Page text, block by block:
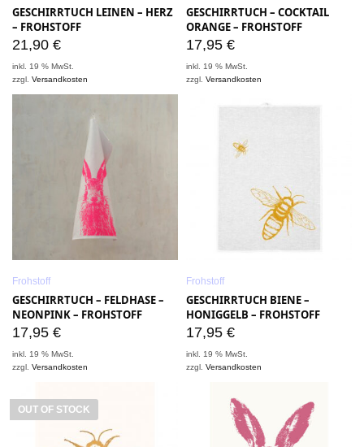
GESCHIRRTUCH LEINEN – HERZ
– FROHSTOFF
21,90 €
inkl. 19 % MwSt.
zzgl.Versandkosten
GESCHIRRTUCH – COCKTAIL
ORANGE – FROHSTOFF
17,95 €
inkl. 19 % MwSt.
zzgl.Versandkosten
Frohstoff
GESCHIRRTUCH – FELDHASE –
NEONPINK – FROHSTOFF
17,95 €
inkl. 19 % MwSt.
zzgl.Versandkosten
Frohstoff
GESCHIRRTUCH BIENE –
HONIGGELB – FROHSTOFF
17,95 €
inkl. 19 % MwSt.
zzgl.Versandkosten
OUT OF STOCK